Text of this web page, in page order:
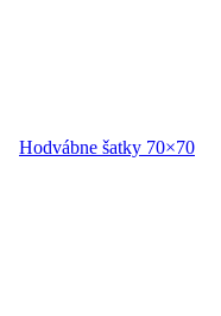
Hodvábne šatky 70×70